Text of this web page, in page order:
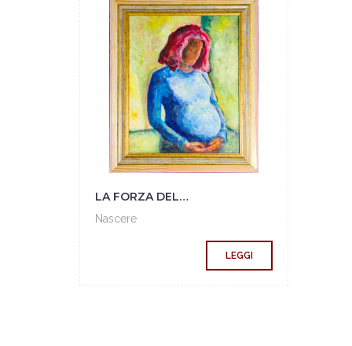
LA FORZA DELLA VITA
Nascere
LEGGI